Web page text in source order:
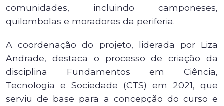
comunidades, incluindo camponeses,
quilombolas e moradores da periferia.
A coordenação do projeto, liderada por Liza
Andrade, destaca o processo de criação da
disciplina Fundamentos em Ciência,
Tecnologia e Sociedade (CTS) em 2021, que
serviu de base para a concepção do curso e